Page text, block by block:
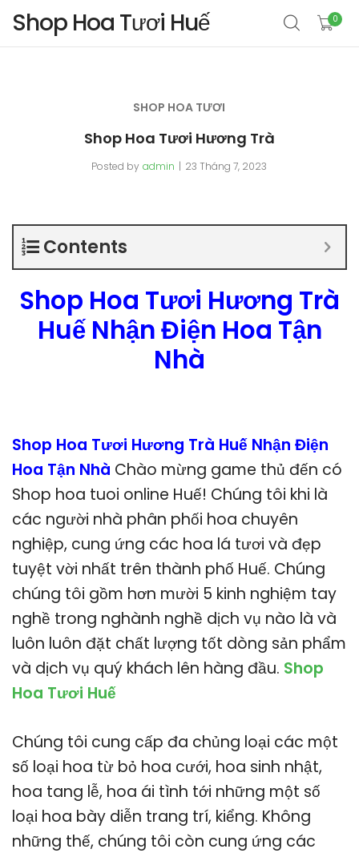
Shop Hoa Tươi Huế 0
SHOP HOA TƯƠI
Shop Hoa Tươi Hương Trà
Posted by admin 23 Tháng 7, 2023
Contents
Shop Hoa Tươi Hương Trà
Huế Nhận Điện Hoa Tận
Nhà
Shop Hoa Tươi Hương Trà Huế Nhận Điện
Hoa Tận Nhà Chào mừng game thủ đến có
Shop hoa tuoi online Huế! Chúng tôi khi là
các người nhà phân phối hoa chuyên
nghiệp, cung ứng các hoa lá tươi và đẹp
tuyệt vời nhất trên thành phố Huế. Chúng
chúng tôi gồm hơn mười 5 kinh nghiệm tay
nghề trong nghành nghề dịch vụ nào là và
luôn luôn đặt chất lượng tốt dòng sản phẩm
và dịch vụ quý khách lên hàng đầu. Shop
Hoa Tươi Huế
Chúng tôi cung cấp đa chủng loại các một
số loại hoa từ bỏ hoa cưới, hoa sinh nhật,
hoa tang lễ, hoa ái tình tới những một số
loại hoa bày diễn trang trí, kiểng. Không
những thế, chúng tôi còn cung ứng các